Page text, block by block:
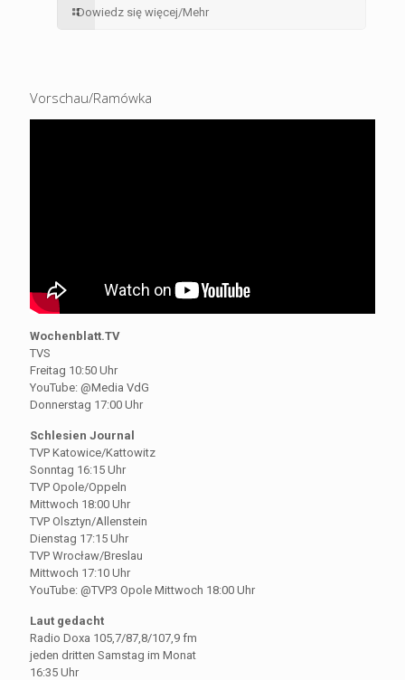
Dowiedz się więcej/Mehr
Vorschau/Ramówka
Wochenblatt.TV
TVS
Freitag 10:50 Uhr
YouTube: @Media VdG
Donnerstag 17:00 Uhr
Schlesien Journal
TVP Katowice/Kattowitz
Sonntag 16:15 Uhr
TVP Opole/Oppeln
Mittwoch 18:00 Uhr
TVP Olsztyn/Allenstein
Dienstag 17:15 Uhr
TVP Wrocław/Breslau
Mittwoch 17:10 Uhr
YouTube: @TVP3 Opole Mittwoch 18:00 Uhr
Laut gedacht
Radio Doxa 105,7/87,8/107,9 fm
jeden dritten Samstag im Monat
16:35 Uhr